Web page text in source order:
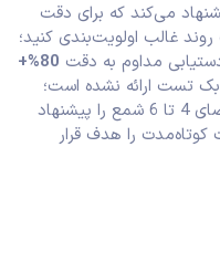
می‌کند که برای دقت
غالب اولویت‌بندی کنید؛
مداوم به دقت 80%+
بک تست ارائه نشده است؛
این سیستم زمان انقضای 4 تا 6 شمع را پیشنهاد
کوتاه‌مدت را هدف قرار